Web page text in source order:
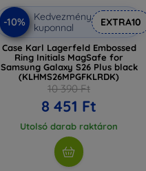
-10%
Kedvezmény
kuponnal
EXTRA10
Case Karl Lagerfeld Embossed
Ring Initials MagSafe for
Samsung Galaxy S26 Plus black
(KLHMS26MPGFKLRDK)
10 390 Ft
8 451 Ft
Utolsó darab raktáron